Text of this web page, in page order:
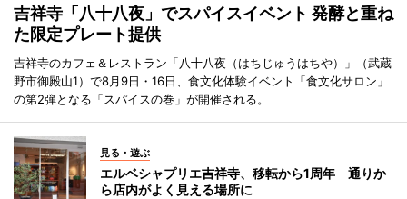
吉祥寺「八十八夜」でスパイスイベント 発酵と重ね
た限定プレート提供
吉祥寺のカフェ＆レストラン「八十八夜（はちじゅうはちや）」（武蔵
野市御殿山1）で8月9日・16日、食文化体験イベント「食文化サロン」
の第2弾となる「スパイスの巻」が開催される。
見る・遊ぶ
エルベシャプリエ吉祥寺、移転から1周年 通りか
ら店内がよく見える場所に